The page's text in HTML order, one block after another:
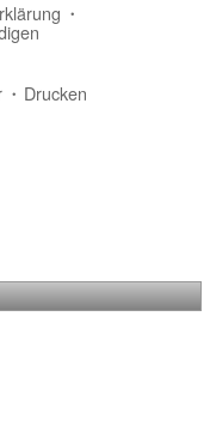
Drucken